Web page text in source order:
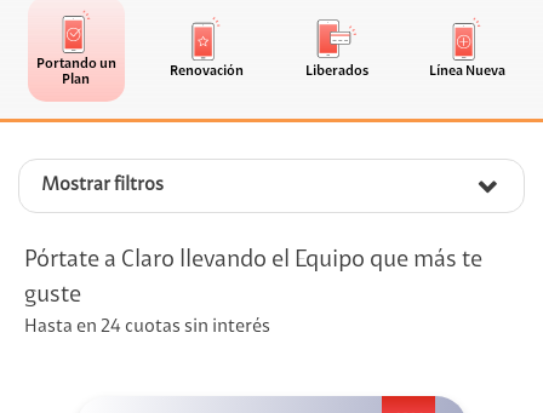
Portando un
Plan
Renovación Liberados Línea Nueva
Mostrar filtros
Pórtate a Claro llevando el Equipo que más te
guste
Hasta en 24 cuotas sin interés